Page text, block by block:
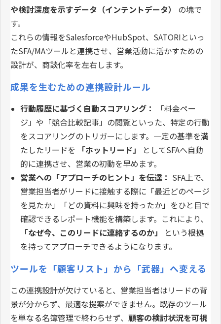
や検討深度を示すデータ（インテントデータ）
の塊で
す。
これらの情報をSalesforceやHubSpot、SATORIといっ
たSFA/MAツールと連携させ、営業活動に活かすための
設計が、商談化率を左右します。
成果を生むための連携設計ルール
行動履歴に基づく自動スコアリング：
「料金ペー
ジ」や「競合比較記事」の閲覧といった、特定の行動
をスコアリングのトリガーにします。一定の基準を満
たしたリードを
「ホットリード」
としてSFAへ自動
的に連携させ、営業の初動を早めます。
営業への「アプローチのヒント」を伝達： SFA上で、
営業担当者がリードに接触する際に「最近どのページ
を見たか」「どの資料に興味を持ったか」をひと目で
確認できるレポート機能を構築します。これにより、
「なぜ今、このリードに連絡するのか」
という根拠
を持ってアプローチできるようになります。
ツールを「顧客リスト」から「武器」へ変える
この連携設計が欠けていると、営業担当者はリードの背
景が分からず、最適な提案ができません。既存のツール
を単なる名簿管理で終わらせず、 顧客の検討状況を可視